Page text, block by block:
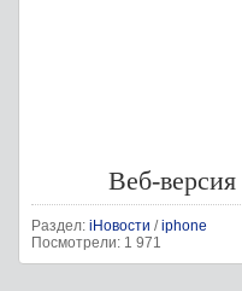
Веб-версия
Раздел: iНовости /iphone
Посмотрели: 1 971